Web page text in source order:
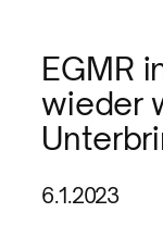
EGMR
wieder
6.1.2023